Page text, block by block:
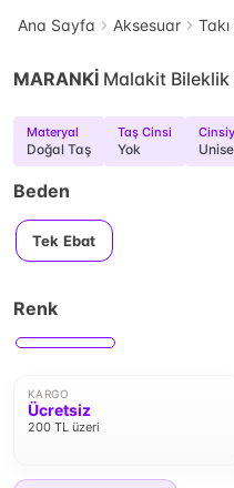
Ana Sayfa Aksesuar
MARANKİ Malakit Bileklik
Materyal
Doğal Taş
Taş Cinsi
Yok
Beden
Tek Ebat
Renk
KARGO
Ücretsiz
200 TL üzeri